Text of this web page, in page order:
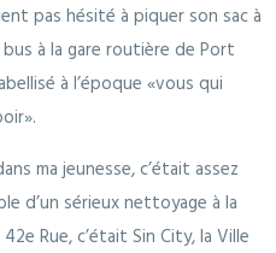
pas hésité à piquer son sac à
à la gare routière de Port
à l’époque «vous qui
ma jeunesse, c’était assez
d’un sérieux nettoyage à la
Rue, c’était Sin City, la Ville